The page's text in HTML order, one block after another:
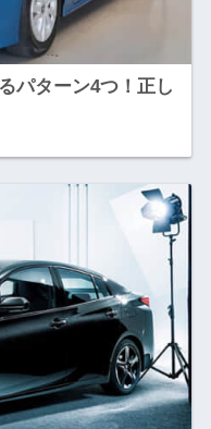
パターン4つ！正し